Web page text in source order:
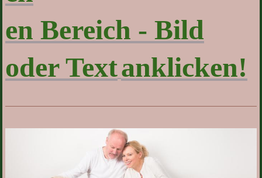
en Bereich - Bild
oder Textanklicken!